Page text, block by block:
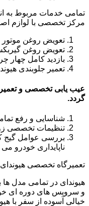
تمامی خدمات مربوط به
مرکز تخصصی با لوازم
تعویض روغن موتور
تعویض روغن
بازدید کامل
تعمیر جلوبندی
عیب یابی تخصصی و تعمیر
گردد.
شناسایی و رفع
تنظیمات تخصصی
بررسی عوامل گیج
ناپایداری خودرو
تعمیرگاه تخصصی هیوندای
هیوندای در تمامی مدل ها
و سرویس های دوره ای
خیالی آسوده از سفر با